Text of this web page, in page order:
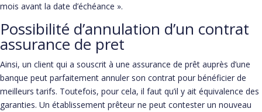
mois avant la date d’échéance ».
Possibilité d’annulation d’un contrat
assurance de pret
Ainsi, un client qui a souscrit à une assurance de prêt auprès d’une
banque peut parfaitement annuler son contrat pour bénéficier de
meilleurs tarifs. Toutefois, pour cela, il faut qu’il y ait équivalence des
garanties. Un établissement prêteur ne peut contester un nouveau